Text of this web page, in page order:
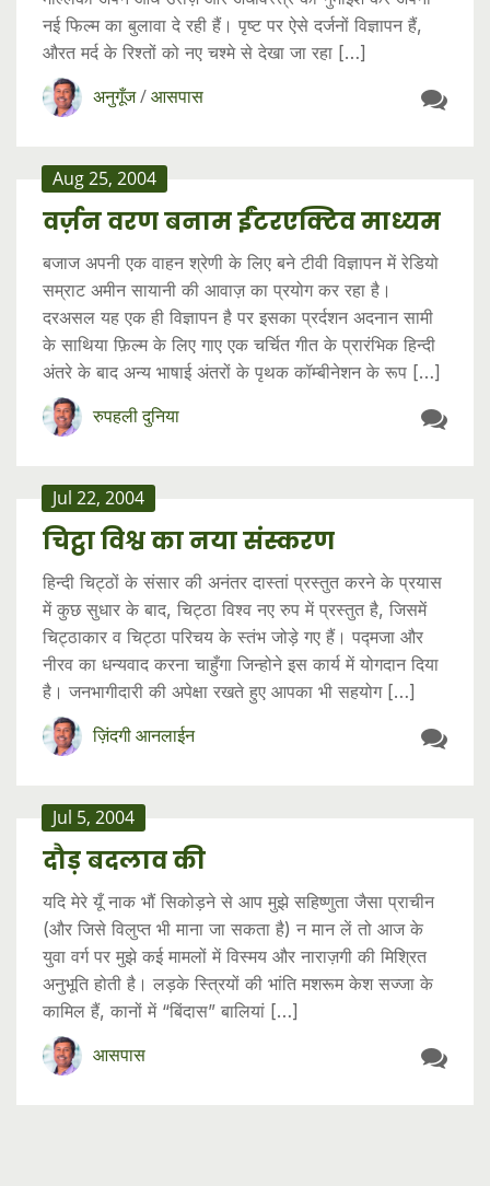
नई फिल्म का बुलावा दे रही हैं। पृष्ट पर ऐसे दर्जनों विज्ञापन हैं,
औरत मर्द के रिश्तों को नए चश्मे से देखा जा रहा […]
अनुगूँज/आसपास
Aug 25, 2004
वर्ज़न वरण बनाम ईंटरएक्टिव माध्यम
बजाज अपनी एक वाहन श्रेणी के लिए बने टीवी विज्ञापन में रेडियो
सम्राट अमीन सायानी की आवाज़ का प्रयोग कर रहा है।
दरअसल यह एक ही विज्ञापन है पर इसका प्रर्दशन अदनान सामी
के साथिया फ़िल्म के लिए गाए एक चर्चित गीत के प्रारंभिक हिन्दी
अंतरे के बाद अन्य भाषाई अंतरों के पृथक कॉम्बीनेशन के रूप […]
रुपहली दुनिया
Jul 22, 2004
चिट्ठा विश्व का नया संस्करण
हिन्दी चिट्ठों के संसार की अनंतर दास्तां प्रस्तुत करने के प्रयास
में कुछ सुधार के बाद, चिट्ठा विश्व नए रुप में प्रस्तुत है, जिसमें
चिट्ठाकार व चिट्ठा परिचय के स्तंभ जोड़े गए हैं। पद्मजा और
नीरव का धन्यवाद करना चाहुँगा जिन्होने इस कार्य में योगदान दिया
है। जनभागीदारी की अपेक्षा रखते हुए आपका भी सहयोग […]
ज़िंदगी आनलाईन
Jul 5, 2004
दौड़ बदलाव की
यदि मेरे यूँ नाक भौं सिकोड़ने से आप मुझे सहिष्णुता जैसा प्राचीन
(और जिसे विलुप्त भी माना जा सकता है) न मान लें तो आज के
युवा वर्ग पर मुझे कई मामलों में विस्मय और नाराज़गी की मिश्रित
अनुभूति होती है। लड़के स्त्रियों की भांति मशरूम केश सज्जा के
कामिल हैं, कानों में “बिंदास” बालियां […]
आसपास